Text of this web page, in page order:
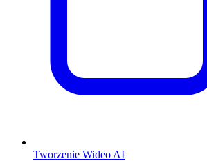
Tworzenie Wideo AI